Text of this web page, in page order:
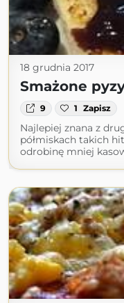
18 grudnia 2017
Smażone
9 1 Zapisz
Najlepiej znana z
półmiskach takich
odrobinę mniej